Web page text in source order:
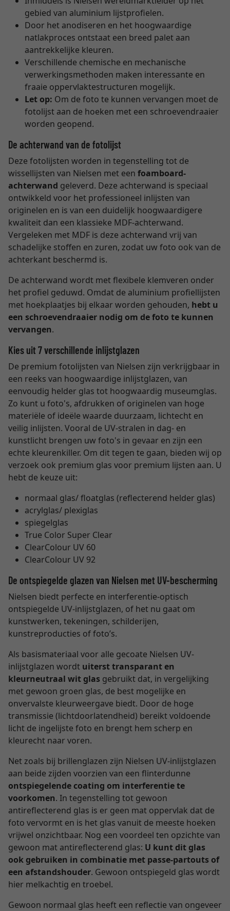
gebied van aluminium lijstprofielen.
Door het anodiseren en het hoogwaardige
natlakproces ontstaat een breed palet aan
aantrekkelijke kleuren.
Verschillende chemische en mechanische
verwerkingsmethoden maken interessante en
fraaie oppervlaktestructuren mogelijk.
Let op: Om de foto te kunnen vervangen moet de
fotolijst aan de hoeken met een schroevendraaier
worden geopend.
De achterwand van de fotolijst
Deze fotolijsten worden in tegenstelling tot de
wissellijsten van Nielsen met een foamboard-
achterwand geleverd. Deze achterwand is speciaal
ontwikkeld voor het professioneel inlijsten van
originelen en is van een duidelijk hoogwaardigere
kwaliteit dan een klassieke MDF-achterwand.
Vergeleken met MDF is deze achterwand vrij van
schadelijke stoffen en zuren, zodat uw foto ook van de
achterkant beschermd is.
De achterwand wordt met flexibele klemveren onder
het profiel geduwd. Omdat de aluminium profiellijsten
met hoekplaatjes bij elkaar worden gehouden, hebt u
een schroevendraaier nodig om de foto te kunnen
vervangen.
Kies uit 7 verschillende inlijstglazen
De premium fotolijsten van Nielsen zijn verkrijgbaar in
een reeks van hoogwaardige inlijstglazen, van
eenvoudig helder glas tot hoogwaardig museumglas.
Zo kunt u foto's, afdrukken of originelen van hoge
materiële of ideële waarde duurzaam, lichtecht en
veilig inlijsten. Vooral de UV-stralen in dag- en
kunstlicht brengen uw foto's in gevaar en zijn een
echte kleurenkiller. Om dit tegen te gaan, bieden wij op
verzoek ook premium glas voor premium lijsten aan. U
hebt de keuze uit:
normaal glas/ floatglas (reflecterend helder glas)
acrylglas/ plexiglas
spiegelglas
True Color Super Clear
ClearColour UV 60
ClearColour UV 92
De ontspiegelde glazen van Nielsen met UV-bescherming
Nielsen biedt perfecte en interferentie-optisch
ontspiegelde UV-inlijstglazen, of het nu gaat om
kunstwerken, tekeningen, schilderijen,
kunstreproducties of foto’s.
Als basismateriaal voor alle gecoate Nielsen UV-
inlijstglazen wordt uiterst transparant en
kleurneutraal wit glas gebruikt dat, in vergelijking
met gewoon groen glas, de best mogelijke en
onvervalste kleurweergave biedt. Door de hoge
transmissie (lichtdoorlatendheid) bereikt voldoende
licht de ingelijste foto en brengt hem scherp en
kleurecht naar voren.
Net zoals bij brillenglazen zijn Nielsen UV-inlijstglazen
aan beide zijden voorzien van een flinterdunne
ontspiegelende coating om interferentie te
voorkomen. In tegenstelling tot gewoon
antireflecterend glas is er geen mat oppervlak dat de
foto vervormt en is het glas vanuit de meeste hoeken
vrijwel onzichtbaar. Nog een voordeel ten opzichte van
gewoon mat antireflecterend glas: U kunt dit glas
ook gebruiken in combinatie met passe-partouts of
een afstandshouder. Gewoon ontspiegeld glas wordt
hier melkachtig en troebel.
Gewoon normaal glas heeft een reflectie van ongeveer